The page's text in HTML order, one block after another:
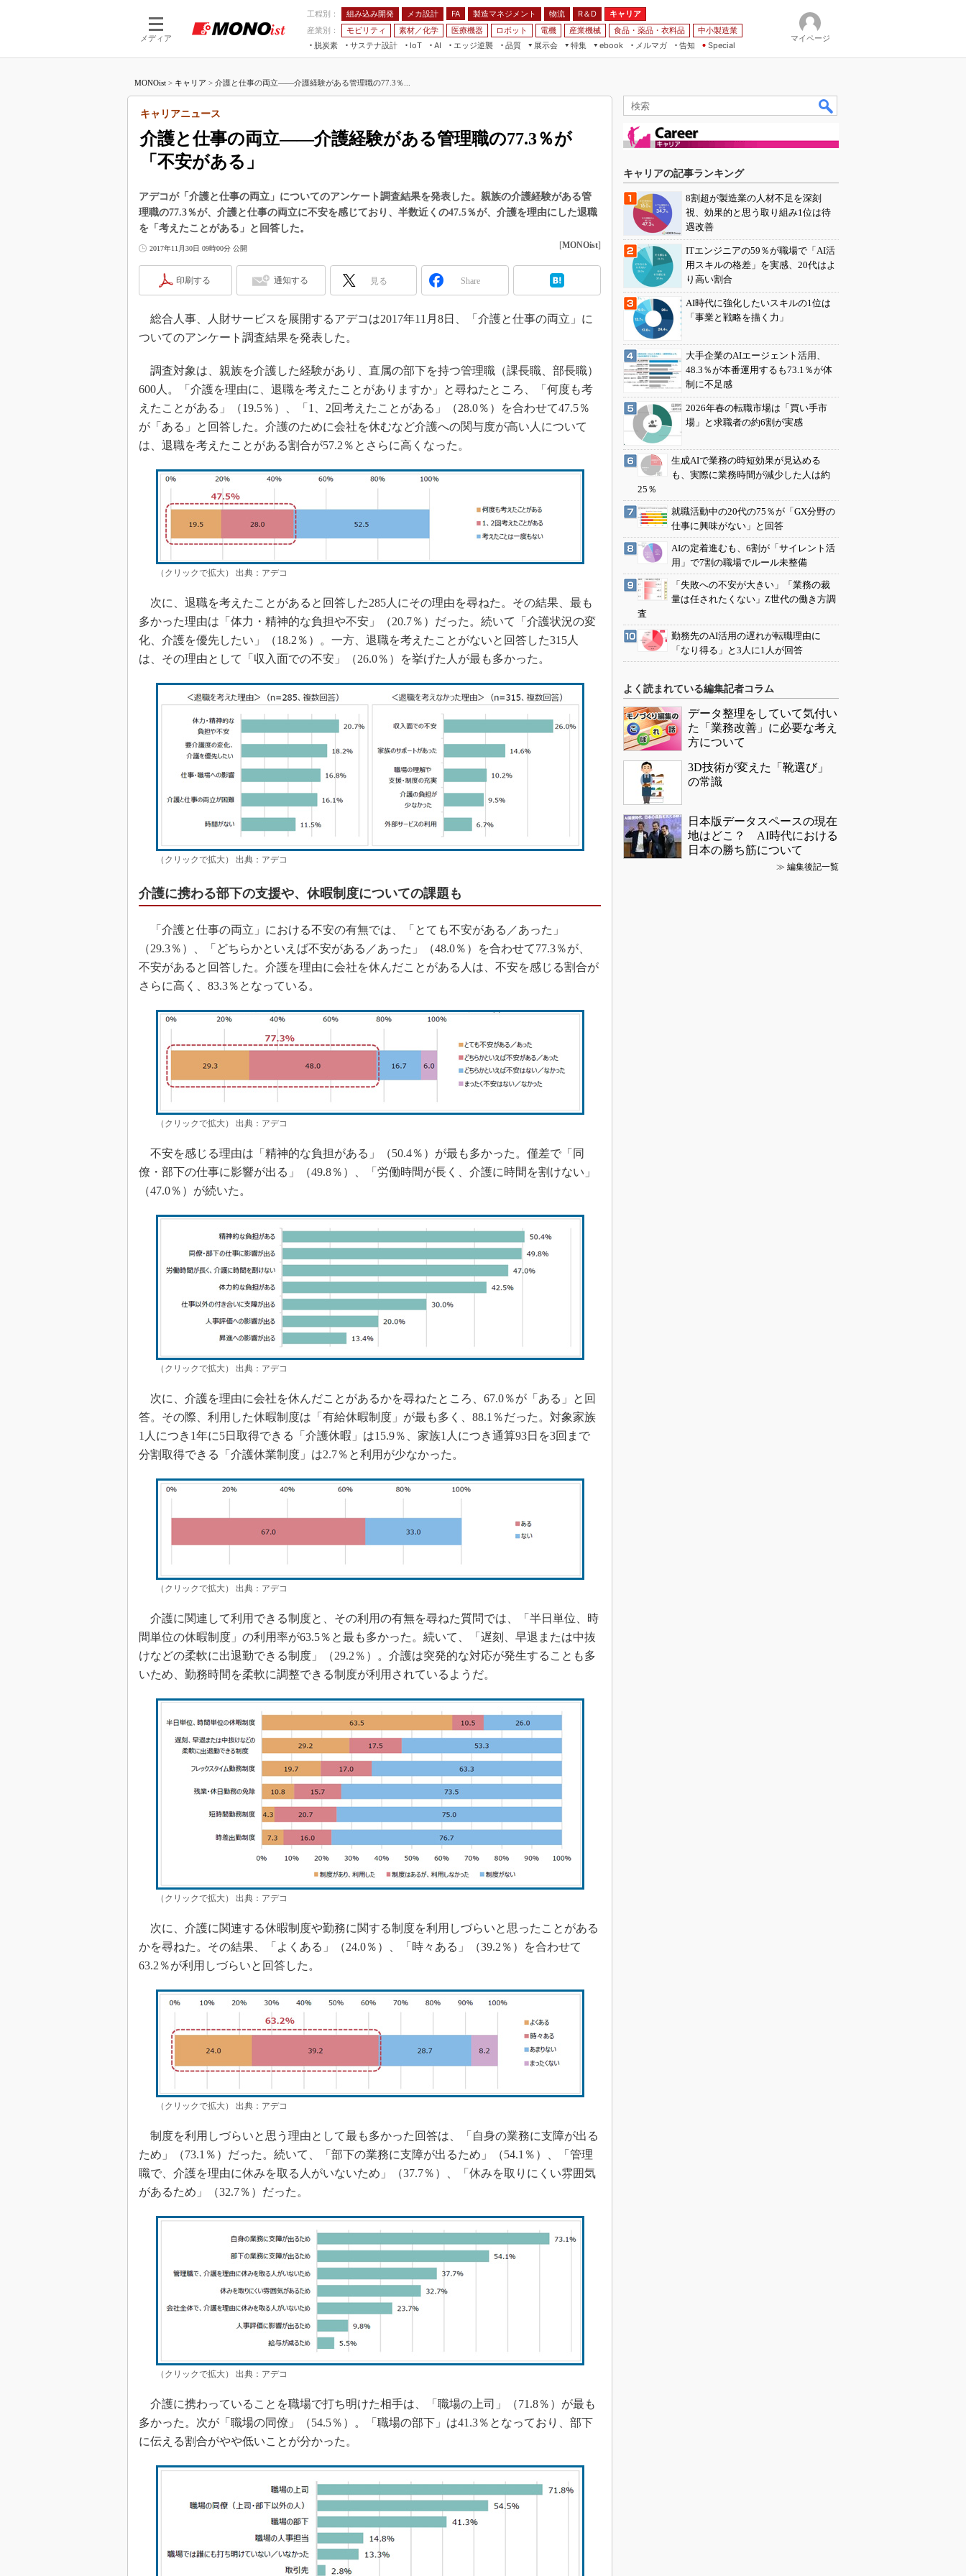
メディア
工程別： 組み込み開発 メカ設計 FA 製造マネジメント 物流 R＆D
キャリア
産業別：
モビリティ 素材／化学 医療機器 ロボット 電機 産業機械 食品・薬品・衣料品
中小製造業
脱炭素
サステナ設計
IoT
つながる工場
AI
AI×設備保全
エッジ逆襲 品質
展示会
JIMTOF
IIFES
TECHNO-FRONTIER
EdgeTech+
日本ものづくりワールド
AUTOMOTIVE WORLD
特集
VR／AR
フィールドサービス
組み込み画像技術
組み込みモデリング
ISO26262
3Dプリンタ
S＆OP
インダストリー4.0
イノベーション
植物工場
知財マネジメント
ebook
FA
モビリティ
メルマガ
告知 Special
マイページ
MONOist > キャリア > 介護と仕事の両立――介護経験がある管理職の77.3％...
介護と仕事の両立――介護経験がある管理職の77.3％が
「不安がある」
キャリアニュース
アデコが「介護と仕事の両立」についてのアンケート調査結果を発表した。親族の介護経験がある管
理職の77.3％が、介護と仕事の両立に不安を感じており、半数近くの47.5％が、介護を理由にした退職
を「考えたことがある」と回答した。
2017年11月30日 09時00分 公開 [MONOist]
印刷する 通知する 見る Share
総合人事、人財サービスを展開するアデコは2017年11月8日、「介護と仕事の両立」に
ついてのアンケート調査結果を発表した。
調査対象は、親族を介護した経験があり、直属の部下を持つ管理職（課長職、部長職）
600人。「介護を理由に、退職を考えたことがありますか」と尋ねたところ、「何度も考
えたことがある」（19.5％）、「1、2回考えたことがある」（28.0％）を合わせて47.5％
が「ある」と回答した。介護のために会社を休むなど介護への関与度が高い人について
は、退職を考えたことがある割合が57.2％とさらに高くなった。
（クリックで拡大） 出典：アデコ
次に、退職を考えたことがあると回答した285人にその理由を尋ねた。その結果、最も
多かった理由は「体力・精神的な負担や不安」（20.7％）だった。続いて「介護状況の変
化、介護を優先したい」（18.2％）。一方、退職を考えたことがないと回答した315人
は、その理由として「収入面での不安」（26.0％）を挙げた人が最も多かった。
（クリックで拡大） 出典：アデコ
介護に携わる部下の支援や、休暇制度についての課題も
「介護と仕事の両立」における不安の有無では、「とても不安がある／あった」
（29.3％）、「どちらかといえば不安がある／あった」（48.0％）を合わせて77.3％が、
不安があると回答した。介護を理由に会社を休んだことがある人は、不安を感じる割合が
さらに高く、83.3％となっている。
（クリックで拡大） 出典：アデコ
不安を感じる理由は「精神的な負担がある」（50.4％）が最も多かった。僅差で「同
僚・部下の仕事に影響が出る」（49.8％）、「労働時間が長く、介護に時間を割けない」
（47.0％）が続いた。
（クリックで拡大） 出典：アデコ
次に、介護を理由に会社を休んだことがあるかを尋ねたところ、67.0％が「ある」と回
答。その際、利用した休暇制度は「有給休暇制度」が最も多く、88.1％だった。対象家族
1人につき1年に5日取得できる「介護休暇」は15.9％、家族1人につき通算93日を3回まで
分割取得できる「介護休業制度」は2.7％と利用が少なかった。
（クリックで拡大） 出典：アデコ
介護に関連して利用できる制度と、その利用の有無を尋ねた質問では、「半日単位、時
間単位の休暇制度」の利用率が63.5％と最も多かった。続いて、「遅刻、早退または中抜
けなどの柔軟に出退勤できる制度」（29.2％）。介護は突発的な対応が発生することも多
いため、勤務時間を柔軟に調整できる制度が利用されているようだ。
（クリックで拡大） 出典：アデコ
次に、介護に関連する休暇制度や勤務に関する制度を利用しづらいと思ったことがある
かを尋ねた。その結果、「よくある」（24.0％）、「時々ある」（39.2％）を合わせて
63.2％が利用しづらいと回答した。
（クリックで拡大） 出典：アデコ
制度を利用しづらいと思う理由として最も多かった回答は、「自身の業務に支障が出る
ため」（73.1％）だった。続いて、「部下の業務に支障が出るため」（54.1％）、「管理
職で、介護を理由に休みを取る人がいないため」（37.7％）、「休みを取りにくい雰囲気
があるため」（32.7％）だった。
（クリックで拡大） 出典：アデコ
介護に携わっていることを職場で打ち明けた相手は、「職場の上司」（71.8％）が最も
多かった。次が「職場の同僚」（54.5％）。「職場の部下」は41.3％となっており、部下
に伝える割合がやや低いことが分かった。
キャリアの記事ランキング
8割超が製造業の人材不足を深刻
視、効果的と思う取り組み1位は待
遇改善
ITエンジニアの59％が職場で「AI活
用スキルの格差」を実感、20代はよ
り高い割合
AI時代に強化したいスキルの1位は
「事業と戦略を描く力」
大手企業のAIエージェント活用、
48.3％が本番運用するも73.1％が体
制に不足感
2026年春の転職市場は「買い手市
場」と求職者の約6割が実感
生成AIで業務の時短効果が見込める
も、実際に業務時間が減少した人は約
25％
就職活動中の20代の75％が「GX分野の
仕事に興味がない」と回答
AIの定着進むも、6割が「サイレント活
用」で7割の職場でルール未整備
「失敗への不安が大きい」「業務の裁
量は任されたくない」Z世代の働き方調
査
勤務先のAI活用の遅れが転職理由に
「なり得る」と3人に1人が回答
よく読まれている編集記者コラム
データ整理をしていて気付い
た「業務改善」に必要な考え
方について
3D技術が変えた「靴選び」
の常識
日本版データスペースの現在
地はどこ？ AI時代における
日本の勝ち筋について
≫ 編集後記一覧